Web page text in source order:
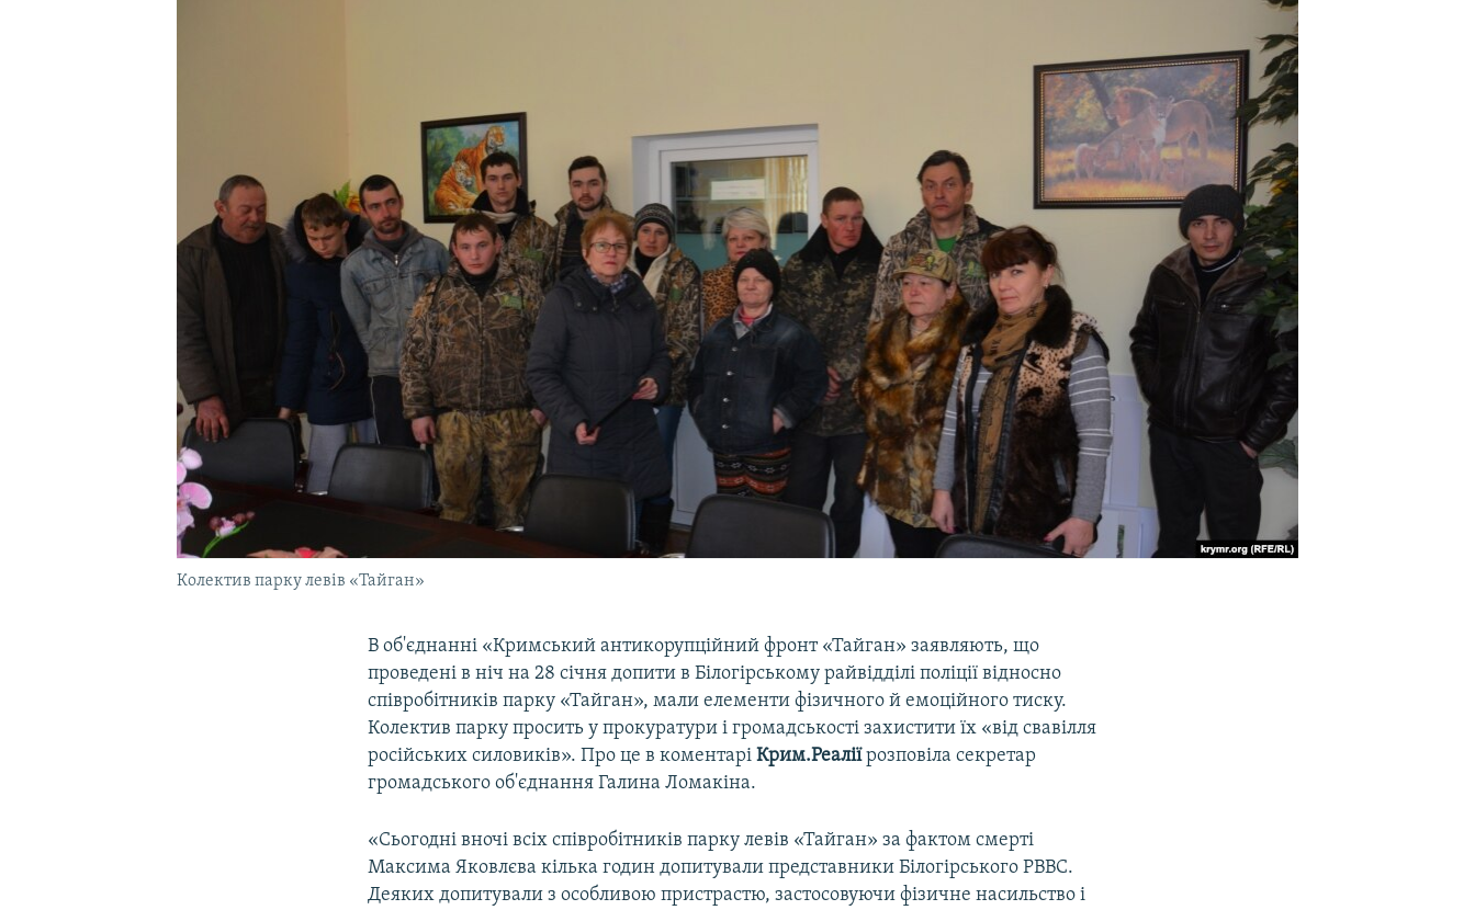
Колектив парку левів «Тайган»
В об'єднанні «Кримський антикорупційний фронт «Тайган» заявляють, що
проведені в ніч на 28 січня допити в Білогірському райвідділі поліції відносно
співробітників парку «Тайган», мали елементи фізичного й емоційного тиску.
Колектив парку просить у прокуратури і громадськості захистити їх «від свавілля
російських силовиків». Про це в коментаріКрим.Реаліїрозповіла секретар
громадського об'єднання Галина Ломакіна.
«Сьогодні вночі всіх співробітників парку левів «Тайган» за фактом смерті
Максима Яковлєва кілька годин допитували представники Білогірського РВВС.
Деяких допитували з особливою пристрастю, застосовуючи фізичне насильство і